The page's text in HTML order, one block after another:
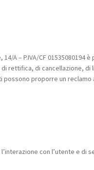
A – P.IVA/CF 01535080194 è
rettifica, di cancellazione, di
proporre un reclamo
con l’utente e di